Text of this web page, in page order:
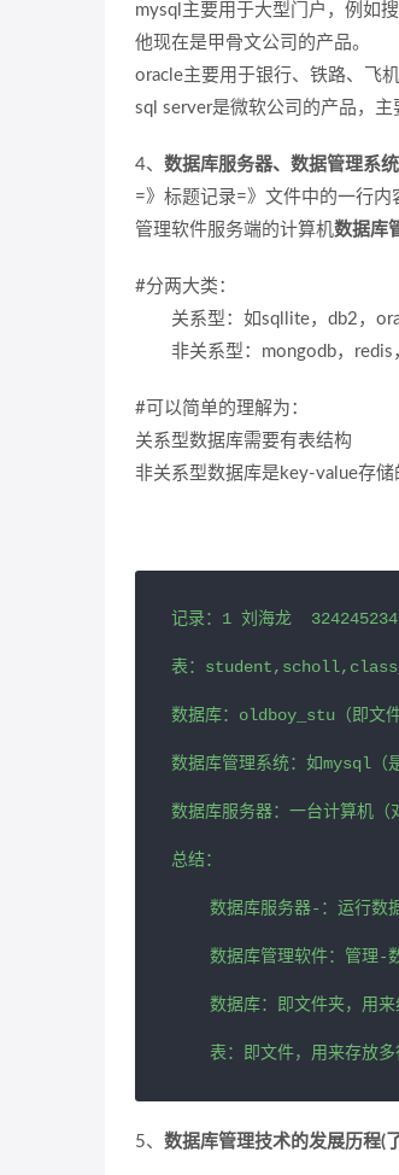
mysql主要用于大型门户，例如
他现在是甲骨文公司的产品。
oracle主要用于银行、铁路、飞
sql server是微软公司的产品，主
4、 数据库服务器、数据管理系
=》标题记录=》文件中的一行
管理软件服务端的计算机数据库
#分两大类：
关系型：如sqllite，db2，
非关系型：mongodb，redis
#可以简单的理解为：
关系型数据库需要有表结构
非关系型数据库是key-value存储
记录：1 刘海龙  324245234
表：
数据库：oldboy_stu（即文件
数据库管理系统：如mysql（
数据库服务器：一台计算机（
总结：
数据库服务器-：运行数
数据库管理软件：管理-
数据库：即文件夹，用来
表：即文件，用来存放
5、 数据库管理技术的发展历程(